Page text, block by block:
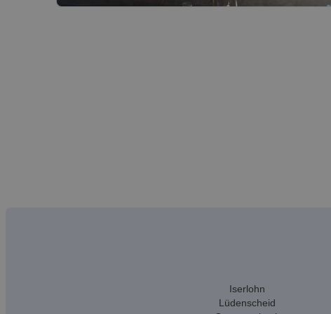
Iserlohn
Lüdenscheid